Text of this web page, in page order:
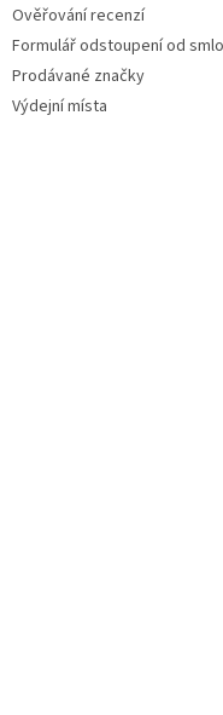
Ověřování recenzí
Formulář odstoupení od
Prodávané značky
Výdejní místa